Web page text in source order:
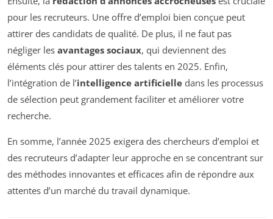
pour les recruteurs. Une offre d’emploi bien conçue peut
attirer des candidats de qualité. De plus, il ne faut pas
négliger les avantages sociaux, qui deviennent des
éléments clés pour attirer des talents en 2025. Enfin,
l’intégration de l’intelligence artificielle dans les processus
de sélection peut grandement faciliter et améliorer votre
recherche.
En somme, l’année 2025 exigera des chercheurs d’emploi et
des recruteurs d’adapter leur approche en se concentrant sur
des méthodes innovantes et efficaces afin de répondre aux
attentes d’un marché du travail dynamique.